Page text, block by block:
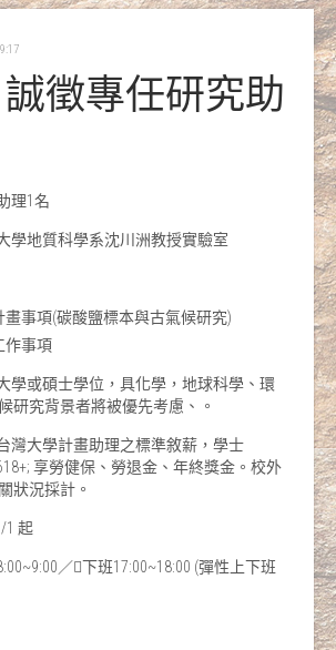
徵專任研究助
理1名
學地質科學系沈川洲教授實驗室
畫事項(碳酸鹽標本與古氣候研究)
作事項
學或碩士學位，具化學，地球科學、環
研究背景者將被優先考慮、。
灣大學計畫助理之標準敘薪，學士
享勞健保、勞退金、年終獎金。校外
狀況採計。
1 起
／下班17:00~18:00 (彈性上下班